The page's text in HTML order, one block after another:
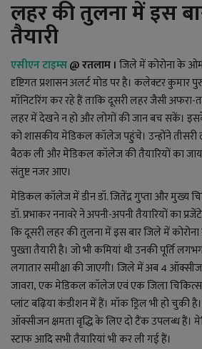
Language
English Hiindi
लहर की तुलना में इस
तैयारी
एसीएन टाइम्स@ रतलाम । जिले में कोरोना के
दृष्टिगत प्रशासन अलर्ट मोड पर है। कलेक्टर कुमार
मॉनिटरिंग कर रहे हैं ताकि दूसरी लहर जैसी
लहर में देखने न हो और लोगों की जान बच सकें।
को शासकीय मेडिकल कॉलेज पहुंचे। उन्होंने तीसरी
बैठक ली और मेडिकल कॉलेज की तैयारियों का
संतुष्ट नजर आए।
मेडिकल कॉलेज में डीन डॉ. जितेंद्र गुप्ता और मुख्य
डॉ. प्रभाकर ननावरे ने अपनी-अपनी तैयारियों का
कि दूसरी लहर की तुलना में इस बार जिले में
पुख्ता तैयारी है। जो भी कमियां थी उनकी पूर्ति
लगातार समीक्षा की जाएगी। जिले में अब4
जावरा,एक मेडिकल कॉलेज एवं एक जिला
प्लांट बढ़िया कंडीशन में हैं। मॉक ड्रिल भी हो
ऑक्सीजन क्षमता वृद्धि के लिए दो टैंक उपलब्ध
स्टाफ आदि सभी तैयारियां भी कर ली गई हैं।